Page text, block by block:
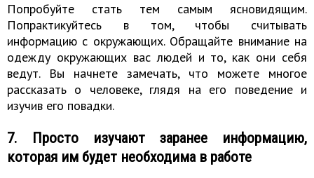
Попробуйте стать тем самым ясновидящим.
Попрактикуйтесь в том, чтобы считывать
информацию с окружающих. Обращайте внимание на
одежду окружающих вас людей и то, как они себя
ведут. Вы начнете замечать, что можете многое
рассказать о человеке, глядя на его поведение и
изучив его повадки.
7. Просто изучают заранее информацию,
которая им будет необходима в работе